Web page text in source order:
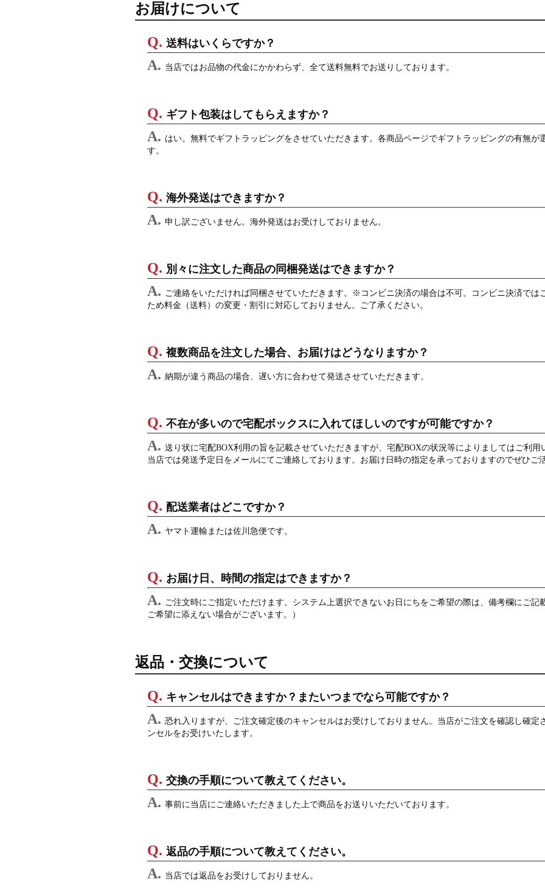
お届けについて
送料はいくらですか？
当店ではお品物の代金にかかわらず、全て送料無料でお送りしております。
ギフト包装はしてもらえますか？
はい。無料でギフトラッピングをさせていただきます。各商品ページでギフトラッピングの有無が
す。
海外発送はできますか？
申し訳ございません。海外発送はお受けしておりません。
別々に注文した商品の同梱発送はできますか？
ご連絡をいただければ同梱させていただきます。※コンビニ決済の場合は不可。コンビニ決済では
ため料金（送料）の変更・割引に対応しておりません。ご了承ください。
複数商品を注文した場合、お届けはどうなりますか？
納期が違う商品の場合、遅い方に合わせて発送させていただきます。
不在が多いので宅配ボックスに入れてほしいのですが可能ですか？
送り状に宅配BOX利用の旨を記載させていただきますが、宅配BOXの状況等によりましてはご利
当店では発送予定日をメールにてご連絡しております。お届け日時の指定を承っておりますのでぜひご
配送業者はどこですか？
ヤマト運輸または佐川急便です。
お届け日、時間の指定はできますか？
ご注文時にご指定いただけます。システム上選択できないお日にちをご希望の際は、備考欄にご
ご希望に添えない場合がございます。）
返品・交換について
キャンセルはできますか？またいつまでなら可能ですか？
恐れ入りますが、ご注文確定後のキャンセルはお受けしておりません。当店がご注文を確認し確定
ンセルをお受けいたします。
交換の手順について教えてください。
事前に当店にご連絡いただきました上で商品をお送りいただいております。
返品の手順について教えてください。
当店では返品をお受けしておりません。